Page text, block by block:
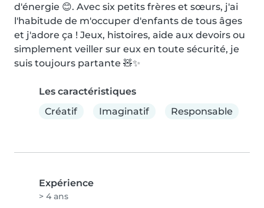
d'énergie 😊. Avec six petits frères et sœurs, j'ai
l'habitude de m'occuper d'enfants de tous âges
et j'adore ça ! Jeux, histoires, aide aux devoirs ou
simplement veiller sur eux en toute sécurité, je
suis toujours partante 🧸✨
Les caractéristiques
Créatif
Imaginatif Responsable
Expérience
> 4 ans